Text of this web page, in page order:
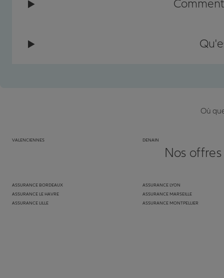
Où
VALENCIENNES DENAIN
Nos
ASSURANCE BORDEAUX
ASSURANCE LE HAVRE
ASSURANCE LILLE
ASSURANCE LYON
ASSURANCE MARSEILLE
ASSURANCE MONTPELLIER